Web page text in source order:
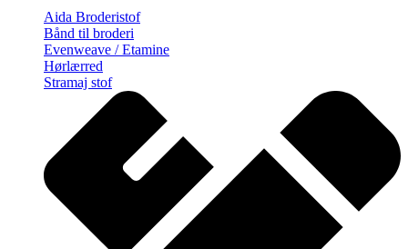
Aida Broderistof
Bånd til broderi
Evenweave / Etamine
Hørlærred
Stramaj stof